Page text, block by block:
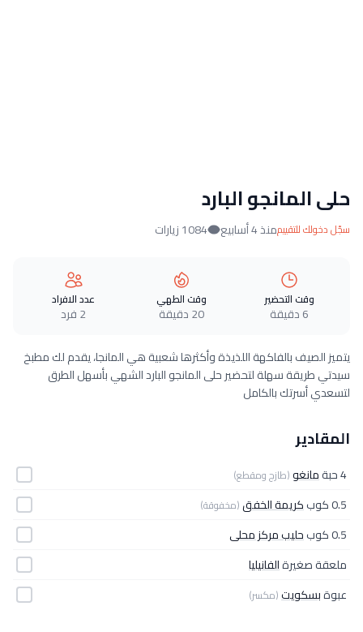
حلى المانجو البارد
سجّل دخولك للتقييممنذ 4 أسابيع 1084 زيارات
وقت التحضير
6 دقيقة
وقت الطهي
20 دقيقة
عدد الافراد
2 فرد
يتميز الصيف بالفاكهة اللذيذة وأكثرها شعبية هي المانجا، يقدم لك مطبخ
سيدتي طريقة سهلة لتحضير حلى المانجو البارد الشهي بأسهل الطرق
لتسعدي أسرتك بالكامل
المقادير
4 حبة مانغو(طازج ومقطع)
0.5 كوب كريمة الخفق(مخفوقة)
0.5 كوب
حليب مركز محلى
ملعقة صغيرةالفانيليا
عبوةبسكويت(مكسر)